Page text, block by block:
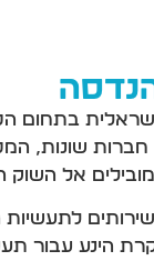
בתחום
חברות
אל השוק
לתעשיות
הינע עבור